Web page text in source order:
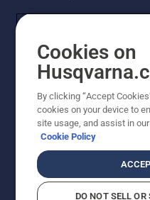
© Husqvarna AB (publ).
getoonde prijzen zijn
vermelde prijzen zijn
tenzij het product
Cookiebeleid
Cookies on
By clicking “Accept
cookies on your device to
site usage, and assist in
Cookie Policy
DO NOT SELL